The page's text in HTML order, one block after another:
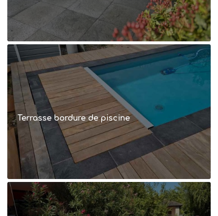
Terrasse bordure de piscine